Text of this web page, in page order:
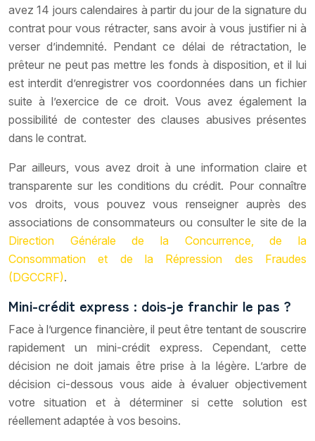
avez 14 jours calendaires à partir du jour de la signature du
contrat pour vous rétracter, sans avoir à vous justifier ni à
verser d’indemnité. Pendant ce délai de rétractation, le
prêteur ne peut pas mettre les fonds à disposition, et il lui
est interdit d’enregistrer vos coordonnées dans un fichier
suite à l’exercice de ce droit. Vous avez également la
possibilité de contester des clauses abusives présentes
dans le contrat.
Par ailleurs, vous avez droit à une information claire et
transparente sur les conditions du crédit. Pour connaître
vos droits, vous pouvez vous renseigner auprès des
associations de consommateurs ou consulter le site de la
Direction Générale de la Concurrence, de la
Consommation et de la Répression des Fraudes
(DGCCRF).
Mini-crédit express : dois-je franchir le pas ?
Face à l’urgence financière, il peut être tentant de souscrire
rapidement un mini-crédit express. Cependant, cette
décision ne doit jamais être prise à la légère. L’arbre de
décision ci-dessous vous aide à évaluer objectivement
votre situation et à déterminer si cette solution est
réellement adaptée à vos besoins.